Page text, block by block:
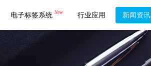
电子标签系统 New 行业应用 新闻资讯